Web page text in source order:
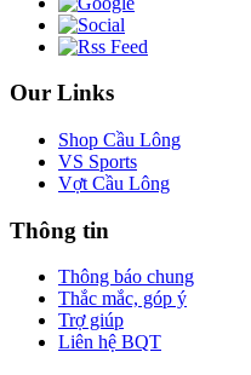
Our Links
Shop Cầu Lông
VS Sports
Vợt Cầu Lông
Thông tin
Thông báo chung
Thắc mắc, góp ý
Trợ giúp
Liên hệ BQT